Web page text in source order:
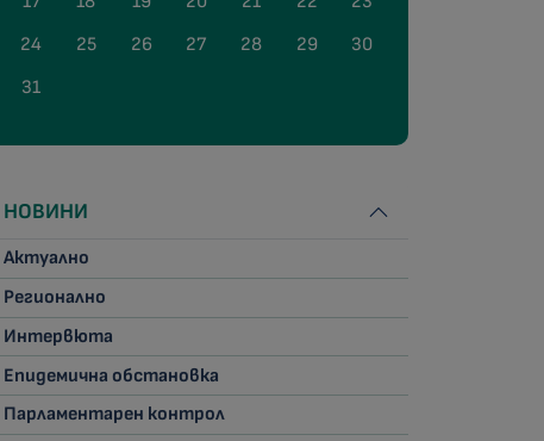
24
25 26 27 28 29
30
31
НОВИНИ
Актуално
Регионално
Интервюта
Епидемична обстановка
Парламентарен контрол